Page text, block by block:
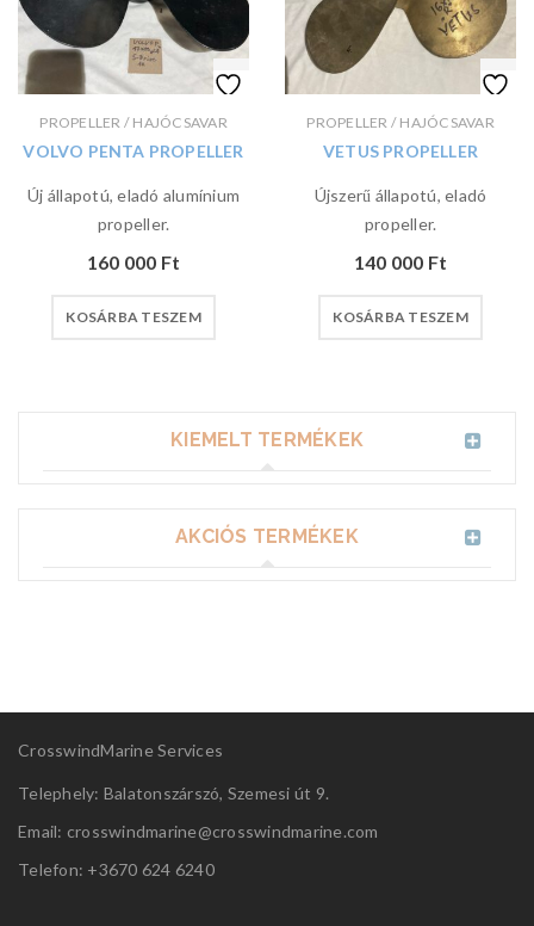
PROPELLER / HAJÓCSAVAR
VOLVO PENTA PROPELLER
Új állapotú, eladó alumínium
propeller.
160 000 Ft
KOSÁRBA TESZEM
PROPELLER / HAJÓCSAVAR
VETUS PROPELLER
Újszerű állapotú, eladó
propeller.
140 000 Ft
KOSÁRBA TESZEM
KIEMELT TERMÉKEK
AKCIÓS TERMÉKEK
CrosswindMarine Services
Telephely: Balatonszárszó, Szemesi út 9.
Email: crosswindmarine@crosswindmarine.com
Telefon: +3670 624 6240